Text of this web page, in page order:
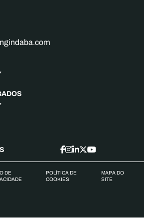
DE
POLÍTICA DE
COOKIES
MAPA DO
SITE